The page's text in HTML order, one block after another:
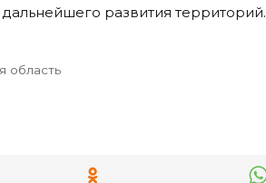
развития территорий.
область